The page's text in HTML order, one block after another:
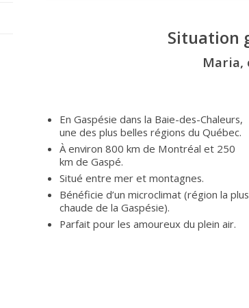
Situation
Maria,
En Gaspésie dans la Baie-des-Chaleurs,
une des plus belles régions du Québec.
À environ 800 km de Montréal et 250
km de Gaspé.
Situé entre mer et montagnes.
Bénéficie d’un microclimat (région la plus
chaude de la Gaspésie).
Parfait pour les amoureux du plein air.